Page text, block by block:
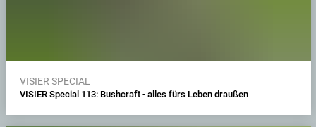
VISIER SPECIAL
VISIER Special 113: Bushcraft - alles fürs Leben draußen